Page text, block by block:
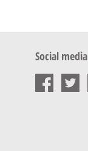
Social media